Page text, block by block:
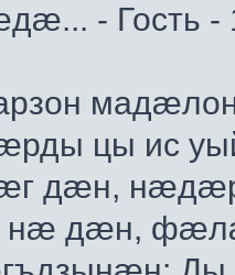
- Гость -
цы ис
дæн, нæдæр
нæ дæн,